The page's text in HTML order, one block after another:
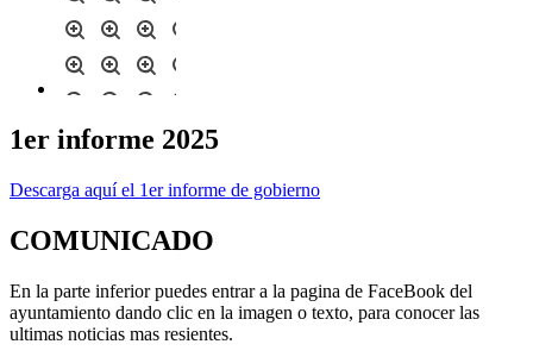
1er informe 2025
Descarga aquí el 1er informe de gobierno
COMUNICADO
En la parte inferior puedes entrar a la pagina de FaceBook del
ayuntamiento dando clic en la imagen o texto, para conocer las
ultimas noticias mas resientes.